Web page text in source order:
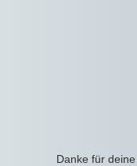
Danke für